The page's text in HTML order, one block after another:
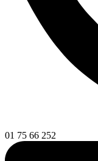
01 75 66 252